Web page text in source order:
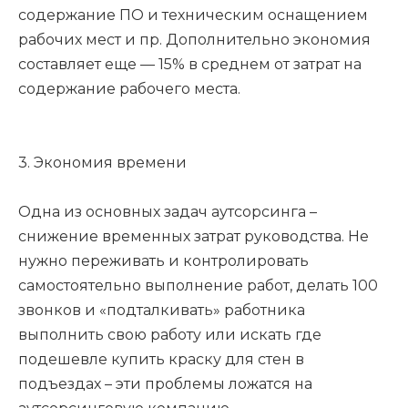
содержание ПО и техническим оснащением
рабочих мест и пр. Дополнительно экономия
составляет еще — 15% в среднем от затрат на
содержание рабочего места.
3. Экономия времени
Одна из основных задач аутсорсинга –
снижение временных затрат руководства. Не
нужно переживать и контролировать
самостоятельно выполнение работ, делать 100
звонков и «подталкивать» работника
выполнить свою работу или искать где
подешевле купить краску для стен в
подъездах – эти проблемы ложатся на